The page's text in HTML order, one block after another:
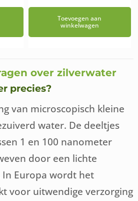
Toevoegen aan
winkelwagen
over zilverwater
precies?
van microscopisch kleine
water. De deeltjes
1 en 100 nanometer
door een lichte
In Europa wordt het
voor uitwendige verzorging